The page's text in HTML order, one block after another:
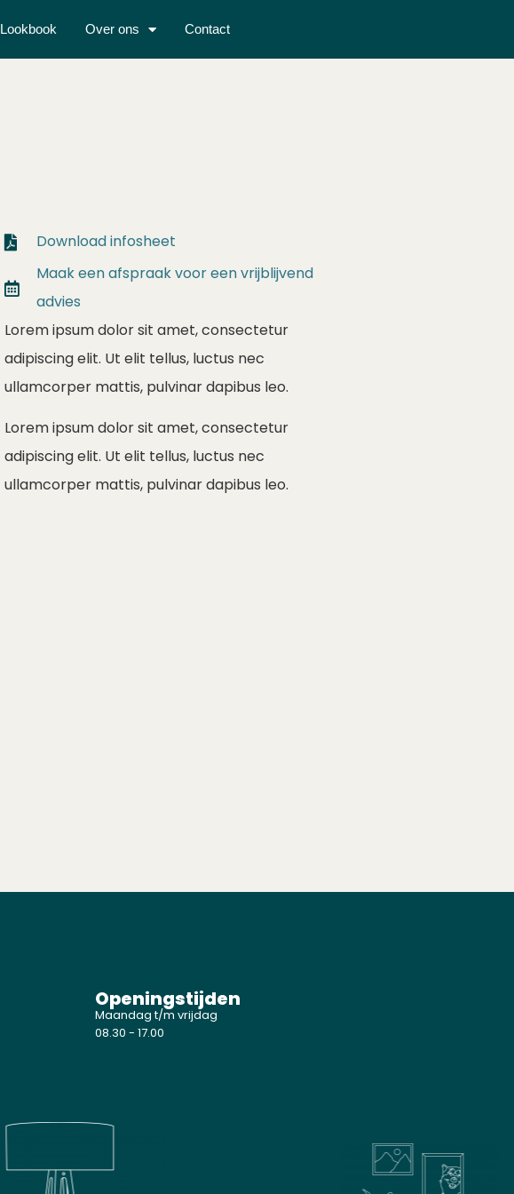
Lookbook Over ons Contact
Download infosheet
Maak een afspraak voor een vrijblijvend
advies
Lorem ipsum dolor sit amet, consectetur
adipiscing elit. Ut elit tellus, luctus nec
ullamcorper mattis, pulvinar dapibus leo.
Lorem ipsum dolor sit amet, consectetur
adipiscing elit. Ut elit tellus, luctus nec
ullamcorper mattis, pulvinar dapibus leo.
Openingstijden
Maandag t/m vrijdag
08.30 - 17.00